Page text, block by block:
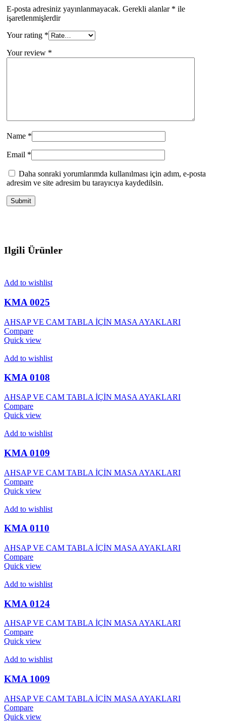
E-posta adresiniz yayınlanmayacak. Gerekli alanlar * ile
işaretlenmişlerdir
Your rating *
Your review *
Name *
Email *
Daha sonraki yorumlarımda kullanılması için adım, e-posta
adresim ve site adresim bu tarayıcıya kaydedilsin.
Ilgili Ürünler
Add to wishlist
KMA 0025
AHSAP VE CAM TABLA İÇİN MASA AYAKLARI
Compare
Quick view
Add to wishlist
KMA 0108
AHSAP VE CAM TABLA İÇİN MASA AYAKLARI
Compare
Quick view
Add to wishlist
KMA 0109
AHSAP VE CAM TABLA İÇİN MASA AYAKLARI
Compare
Quick view
Add to wishlist
KMA 0110
AHSAP VE CAM TABLA İÇİN MASA AYAKLARI
Compare
Quick view
Add to wishlist
KMA 0124
AHSAP VE CAM TABLA İÇİN MASA AYAKLARI
Compare
Quick view
Add to wishlist
KMA 1009
AHSAP VE CAM TABLA İÇİN MASA AYAKLARI
Compare
Quick view